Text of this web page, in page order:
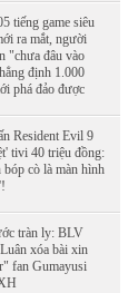
tiếng game siêu
ra mắt, người
"chưa đâu vào
định 1.000
phá đảo được
Resident Evil 9
tivi 40 triệu đồng:
bóp cò là màn hình
tràn ly: BLV
xóa bài xin
fan Gumayusi